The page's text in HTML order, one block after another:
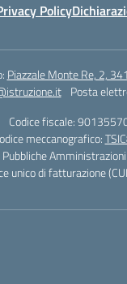
Policy
Piazzale Monte Re, 2,
Posta
Codice fiscale:
meccanografico:
Pubbliche
unico di fatturazione